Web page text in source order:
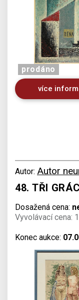
prodáno
více
Autor: Autor
48. TŘI
Dosažená cena:
Vyvolávací cena:
Konec aukce: